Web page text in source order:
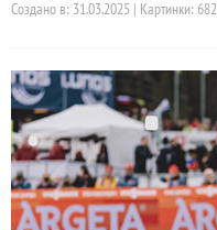
Создано в: 31.03.2025 | Картинки: 682